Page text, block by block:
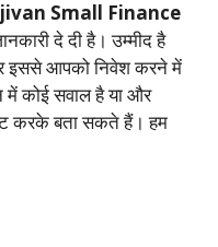
Small Finance
दे दी है। उम्मीद है
इससे आपको निवेश करने में
कोई सवाल है या और
करके बता सकते हैं। हम